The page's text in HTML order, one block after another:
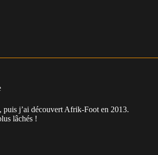
j’ai découvert Afrik-Foot en 2013.
lâchés !